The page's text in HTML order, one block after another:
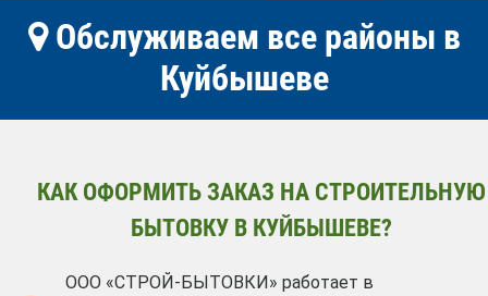
Обслуживаем все районы в
Куйбышеве
КАК ОФОРМИТЬ ЗАКАЗ НА СТРОИТЕЛЬНУЮ
БЫТОВКУ В КУЙБЫШЕВЕ?
ООО «СТРОЙ-БЫТОВКИ» работает в